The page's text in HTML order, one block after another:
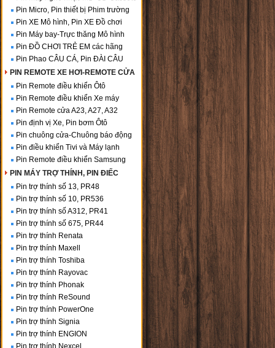
Pin Micro, Pin thiết bị Phim trường
Pin XE Mô hình, Pin XE Đồ chơi
Pin Máy bay-Trực thăng Mô hình
Pin ĐỒ CHƠI TRẺ EM các hãng
Pin Phao CÂU CÁ, Pin ĐÀI CÂU
PIN REMOTE XE HƠI-REMOTE CỬA
Pin Remote điều khiển Ôtô
Pin Remote điều khiển Xe máy
Pin Remote cửa A23, A27, A32
Pin định vị Xe, Pin bơm Ôtô
Pin chuông cửa-Chuông báo động
Pin điều khiển Tivi và Máy lạnh
Pin Remote điều khiển Samsung
PIN MÁY TRỢ THÍNH, PIN ĐIẾC
Pin trợ thính số 13, PR48
Pin trợ thính số 10, PR536
Pin trợ thính số A312, PR41
Pin trợ thính số 675, PR44
Pin trợ thính Renata
Pin trợ thính Maxell
Pin trợ thính Toshiba
Pin trợ thính Rayovac
Pin trợ thính Phonak
Pin trợ thính ReSound
Pin trợ thính PowerOne
Pin trợ thính Signia
Pin trợ thính ENGION
Pin trợ thính Nexcel